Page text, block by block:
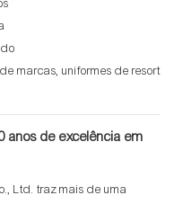
marcas, uniformes de resort
anos de excelência em
Ltd. traz mais de uma